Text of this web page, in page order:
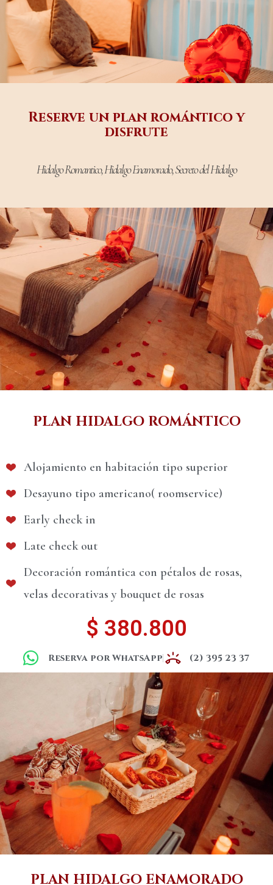
Reserve un plan romántico y
disfrute
Hidalgo Romantico, Hidalgo Enamorado, Secreto del Hidalgo
PLAN HIDALGO ROMÁNTICO
Alojamiento en habitación tipo superior
Desayuno tipo americano( roomservice)
Early check in
Late check out
Decoración romántica con pétalos de rosas,
velas decorativas y bouquet de rosas
$ 380.800
Reserva por WhatsApp (2) 395 23 37
PLAN HIDALGO ENAMORADO